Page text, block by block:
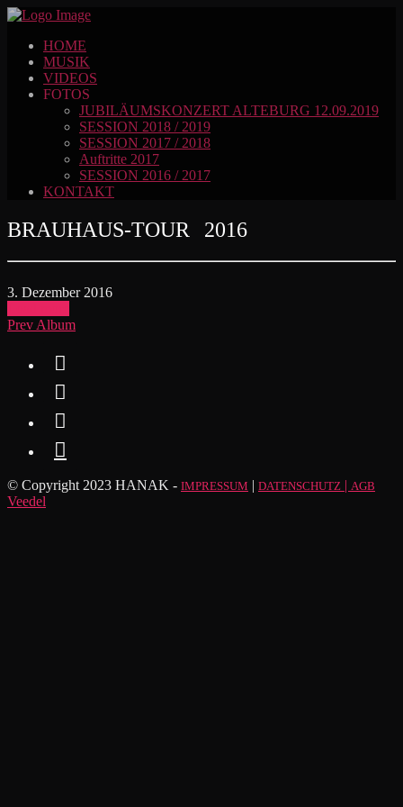
HOME
MUSIK
VIDEOS
FOTOS
JUBILÄUMSKONZERT ALTEBURG 12.09.2019
SESSION 2018 / 2019
SESSION 2017 / 2018
Auftritte 2017
SESSION 2016 / 2017
KONTAKT
BRAUHAUS-TOUR 2016
3. Dezember 2016
Prev Album




© Copyright 2023 HANAK - IMPRESSUM | DATENSCHUTZ | AGB
Veedel